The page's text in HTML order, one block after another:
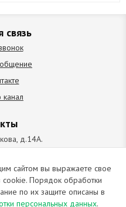
связь
д.14А.
92-55
Валерьевич
от 25.02.2009
сайтом вы выражаете свое
Порядок обработки
по их защите описаны в
персональных данных.